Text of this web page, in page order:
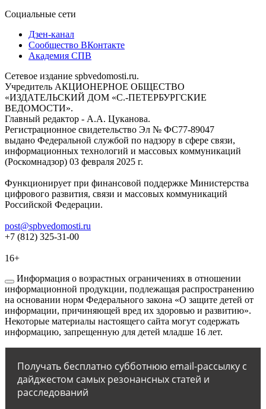
Социальные сети
Дзен-канал
Сообщество ВКонтакте
Академия СПВ
Сетевое издание spbvedomosti.ru.
Учредитель АКЦИОНЕРНОЕ ОБЩЕСТВО
«ИЗДАТЕЛЬСКИЙ ДОМ «С.-ПЕТЕРБУРГСКИЕ
ВЕДОМОСТИ».
Главный редактор - А.А. Цуканова.
Регистрационное свидетельство Эл № ФС77-89047
выдано Федеральной службой по надзору в сфере связи,
информационных технологий и массовых коммуникаций
(Роскомнадзор) 03 февраля 2025 г.
Функционирует при финансовой поддержке Министерства
цифрового развития, связи и массовых коммуникаций
Российской Федерации.
post@spbvedomosti.ru
+7 (812) 325-31-00
16+
Информация о возрастных ограничениях в отношении
информационной продукции, подлежащая распространению
на основании норм Федерального закона «О защите детей от
информации, причиняющей вред их здоровью и развитию».
Некоторые материалы настоящего сайта могут содержать
информацию, запрещенную для детей младше 16 лет.
Получать бесплатно субботнюю email-рассылку с
дайджестом самых резонансных статей и
расследований